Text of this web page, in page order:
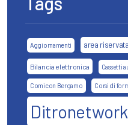
Aggiornamenti area
Bilancia elettronica Cassetti
Comicon Bergamo Corsi di
Ditronetwork